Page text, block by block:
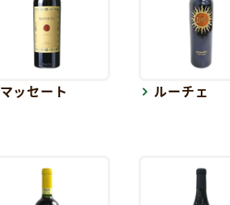
マッセート ルーチェ